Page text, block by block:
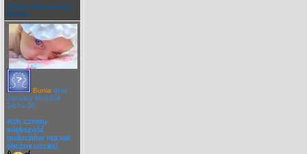
Zobacz Komentarze
Galerii
Bunia dnia
January 30 2019
14:51:30
Ach czemu
większość
maluchów ma tak
śliczne oczka!